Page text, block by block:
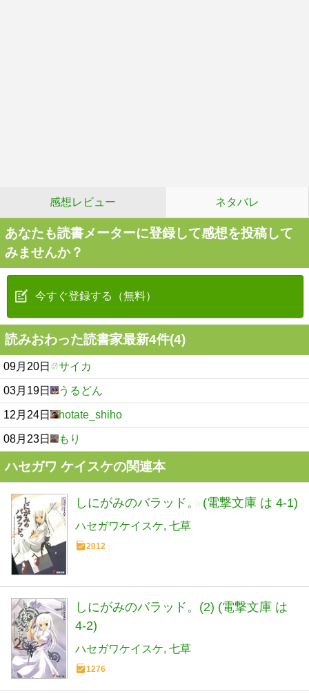
感想レビュー ネタバレ
あなたも読書メーターに登録して感想を投稿して
みませんか？
今すぐ登録する（無料）
読みおわった読書家最新4件(4)
09月20日 サイカ
03月19日 うるどん
12月24日 hotate_shiho
08月23日 もり
ハセガワ ケイスケの関連本
しにがみのバラッド。 (電撃文庫 は 4-1)
ハセガワケイスケ 七草
2012
しにがみのバラッド。(2) (電撃文庫 は
4-2)
ハセガワケイスケ 七草
1276